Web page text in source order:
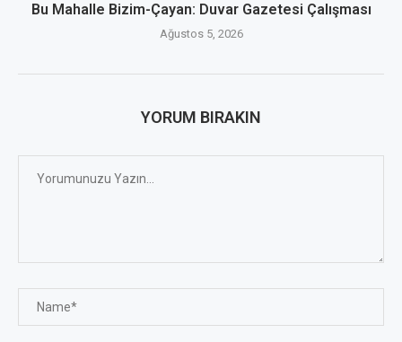
Bu Mahalle Bizim-Çayan: Duvar Gazetesi Çalışması
Ağustos 5, 2026
YORUM BIRAKIN